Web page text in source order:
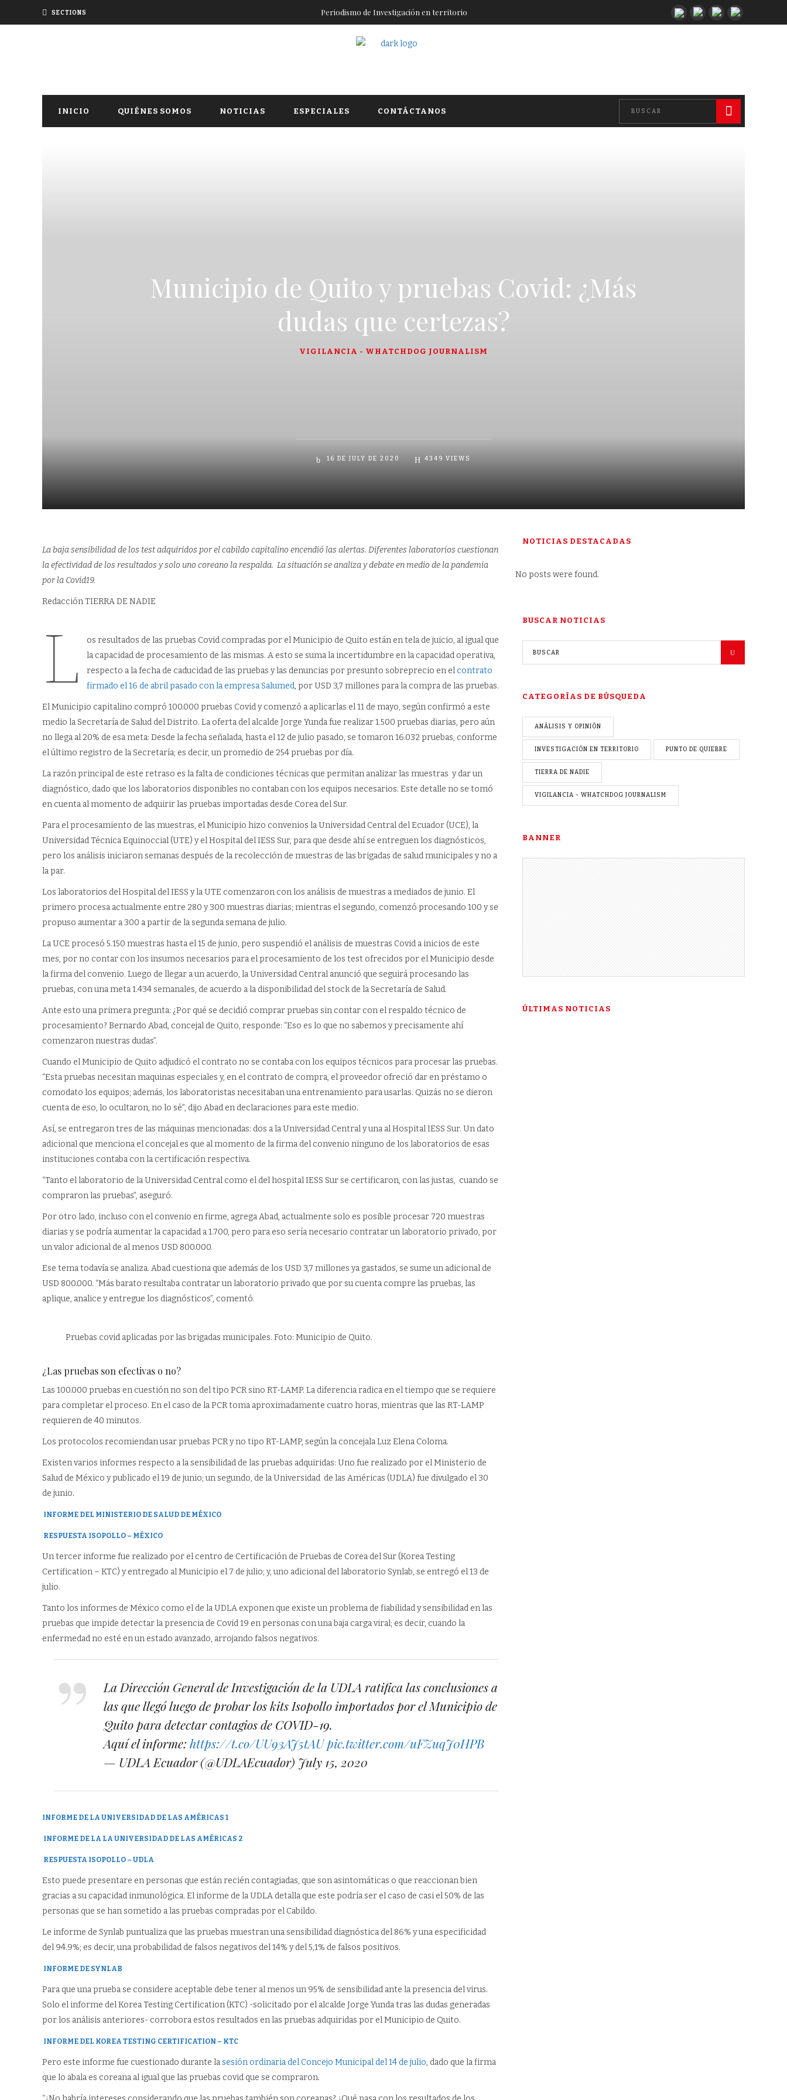
SECTIONS Periodismo de Investigación en territorio
INICIO QUIÉNES SOMOS NOTICIAS ESPECIALES CONTÁCTANOS
Municipio de Quito y pruebas Covid: ¿Más
dudas que certezas?
VIGILANCIA - WHATCHDOG JOURNALISM
16 DE JULY DE 2020 4349 VIEWS
La baja sensibilidad de los test adquiridos por el cabildo capitalino encendió las alertas. Diferentes laboratorios cuestionan
la efectividad de los resultados y solo uno coreano la respalda. La situación se analiza y debate en medio de la pandemia
por la Covid19.
Redacción TIERRA DE NADIE
L
os resultados de las pruebas Covid compradas por el Municipio de Quito están en tela de juicio, al igual que
la capacidad de procesamiento de las mismas. A esto se suma la incertidumbre en la capacidad operativa,
respecto a la fecha de caducidad de las pruebas y las denuncias por presunto sobreprecio en elcontrato
firmado el 16 de abril pasado con la empresa Salumed, por USD 3,7 millones para la compra de las pruebas.
El Municipio capitalino compró 100.000 pruebas Covid y comenzó a aplicarlas el 11 de mayo, según confirmó a este
medio la Secretaría de Salud del Distrito. La oferta del alcalde Jorge Yunda fue realizar 1.500 pruebas diarias, pero aún
no llega al 20% de esa meta: Desde la fecha señalada, hasta el 12 de julio pasado, se tomaron 16.032 pruebas, conforme
el último registro de la Secretaría; es decir, un promedio de 254 pruebas por día.
La razón principal de este retraso es la falta de condiciones técnicas que permitan analizar las muestras y dar un
diagnóstico, dado que los laboratorios disponibles no contaban con los equipos necesarios. Este detalle no se tomó
en cuenta al momento de adquirir las pruebas importadas desde Corea del Sur.
Para el procesamiento de las muestras, el Municipio hizo convenios la Universidad Central del Ecuador (UCE), la
Universidad Técnica Equinoccial (UTE) y el Hospital del IESS Sur, para que desde ahí se entreguen los diagnósticos,
pero los análisis iniciaron semanas después de la recolección de muestras de las brigadas de salud municipales y no a
la par.
Los laboratorios del Hospital del IESS y la UTE comenzaron con los análisis de muestras a mediados de junio. El
primero procesa actualmente entre 280 y 300 muestras diarias; mientras el segundo, comenzó procesando 100 y se
propuso aumentar a 300 a partir de la segunda semana de julio.
La UCE procesó 5.150 muestras hasta el 15 de junio, pero suspendió el análisis de muestras Covid a inicios de este
mes, por no contar con los insumos necesarios para el procesamiento de los test ofrecidos por el Municipio desde
la firma del convenio. Luego de llegar a un acuerdo, la Universidad Central anunció que seguirá procesando las
pruebas, con una meta 1.434 semanales, de acuerdo a la disponibilidad del stock de la Secretaría de Salud.
Ante esto una primera pregunta: ¿Por qué se decidió comprar pruebas sin contar con el respaldo técnico de
procesamiento? Bernardo Abad, concejal de Quito, responde: “Eso es lo que no sabemos y precisamente ahí
comenzaron nuestras dudas”.
Cuando el Municipio de Quito adjudicó el contrato no se contaba con los equipos técnicos para procesar las pruebas.
“Esta pruebas necesitan maquinas especiales y, en el contrato de compra, el proveedor ofreció dar en préstamo o
comodato los equipos; además, los laboratoristas necesitaban una entrenamiento para usarlas. Quizás no se dieron
cuenta de eso, lo ocultaron, no lo sé”, dijo Abad en declaraciones para este medio.
Así, se entregaron tres de las máquinas mencionadas: dos a la Universidad Central y una al Hospital IESS Sur. Un dato
adicional que menciona el concejal es que al momento de la firma del convenio ninguno de los laboratorios de esas
instituciones contaba con la certificación respectiva.
“Tanto el laboratorio de la Universidad Central como el del hospital IESS Sur se certificaron, con las justas, cuando se
compraron las pruebas”, aseguró.
Por otro lado, incluso con el convenio en firme, agrega Abad, actualmente solo es posible procesar 720 muestras
diarias y se podría aumentar la capacidad a 1.700, pero para eso sería necesario contratar un laboratorio privado, por
un valor adicional de al menos USD 800.000.
Ese tema todavía se analiza. Abad cuestiona que además de los USD 3,7 millones ya gastados, se sume un adicional de
USD 800.000. “Más barato resultaba contratar un laboratorio privado que por su cuenta compre las pruebas, las
aplique, analice y entregue los diagnósticos”, comentó.
Pruebas covid aplicadas por las brigadas municipales. Foto: Municipio de Quito.
¿Las pruebas son efectivas o no?
Las 100.000 pruebas en cuestión no son del tipo PCR sino RT-LAMP. La diferencia radica en el tiempo que se requiere
para completar el proceso. En el caso de la PCR toma aproximadamente cuatro horas, mientras que las RT-LAMP
requieren de 40 minutos.
Los protocolos recomiendan usar pruebas PCR y no tipo RT-LAMP, según la concejala Luz Elena Coloma.
Existen varios informes respecto a la sensibilidad de las pruebas adquiridas: Uno fue realizado por el Ministerio de
Salud de México y publicado el 19 de junio; un segundo, de la Universidad de las Américas (UDLA) fue divulgado el 30
de junio.
INFORME DEL MINISTERIO DE SALUD DE MÉXICO
RESPUESTA ISOPOLLO – MÉXICO
Un tercer informe fue realizado por el centro de Certificación de Pruebas de Corea del Sur (Korea Testing
Certification – KTC) y entregado al Municipio el 7 de julio; y, uno adicional del laboratorio Synlab, se entregó el 13 de
julio.
Tanto los informes de México como el de la UDLA exponen que existe un problema de fiabilidad y sensibilidad en las
pruebas que impide detectar la presencia de Covid 19 en personas con una baja carga viral; es decir, cuando la
enfermedad no esté en un estado avanzado, arrojando falsos negativos.
La Dirección General de Investigación de la UDLA ratifica las conclusiones a
las que llegó luego de probar los kits Isopollo importados por el Municipio de
Quito para detectar contagios de COVID-19.
Aquí el informe: https://t.co/UU93AJ5tAUpic.twitter.com/uFZuqJ0HPB
— UDLA Ecuador (@UDLAEcuador) July 15, 2020
INFORME DE LA UNIVERSIDAD DE LAS AMÉRICAS 1
INFORME DE LA LA UNIVERSIDAD DE LAS AMÉRICAS 2
RESPUESTA ISOPOLLO – UDLA
Esto puede presentare en personas que están recién contagiadas, que son asintomáticas o que reaccionan bien
gracias a su capacidad inmunológica. El informe de la UDLA detalla que este podría ser el caso de casi el 50% de las
personas que se han sometido a las pruebas compradas por el Cabildo.
Le informe de Synlab puntualiza que las pruebas muestran una sensibilidad diagnóstica del 86% y una especificidad
del 94.9%; es decir, una probabilidad de falsos negativos del 14% y del 5,1% de falsos positivos.
INFORME DE SYNLAB
Para que una prueba se considere aceptable debe tener al menos un 95% de sensibilidad ante la presencia del virus.
Solo el informe del Korea Testing Certification (KTC) -solicitado por el alcalde Jorge Yunda tras las dudas generadas
por los análisis anteriores- corrobora estos resultados en las pruebas adquiridas por el Municipio de Quito.
INFORME DEL KOREA TESTING CERTIFICATION – KTC
Pero este informe fue cuestionado durante lasesión ordinaria del Concejo Municipal del 14 de julio, dado que la firma
que lo abala es coreana al igual que las pruebas covid que se compraron.
NOTICIAS DESTACADAS
No posts were found.
BUSCAR NOTICIAS
CATEGORÍAS DE BÚSQUEDA
ANÁLISIS Y OPINIÓN
INVESTIGACIÓN EN TERRITORIO PUNTO DE QUIEBRE
TIERRA DE NADIE
VIGILANCIA - WHATCHDOG JOURNALISM
BANNER
ÚLTIMAS NOTICIAS